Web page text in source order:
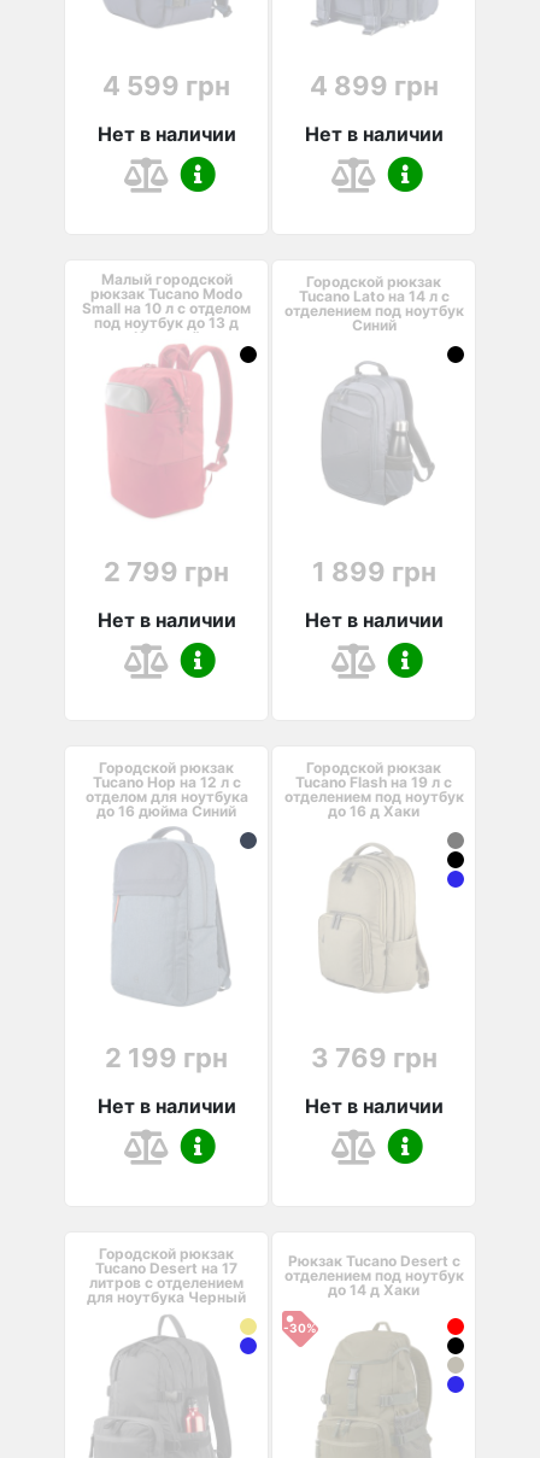
4 599 грн
Нет в наличии
4 899 грн
Нет в наличии
Малый городской
рюкзак Tucano Modo
Small на 10 л с отделом
под ноутбук до 13 д
Красный
2 799 грн
Нет в наличии
Городской рюкзак
Tucano Lato на 14 л с
отделением под ноутбук
Синий
1 899 грн
Нет в наличии
Городской рюкзак
Tucano Hop на 12 л с
отделом для ноутбука
до 16 дюйма Синий
2 199 грн
Нет в наличии
Городской рюкзак
Tucano Flash на 19 л с
отделением под ноутбук
до 16 д Хаки
3 769 грн
Нет в наличии
Городской рюкзак
Tucano Desert на 17
литров с отделением
для ноутбука Черный
Рюкзак Tucano Desert с
отделением под ноутбук
до 14 д Хаки
-30%